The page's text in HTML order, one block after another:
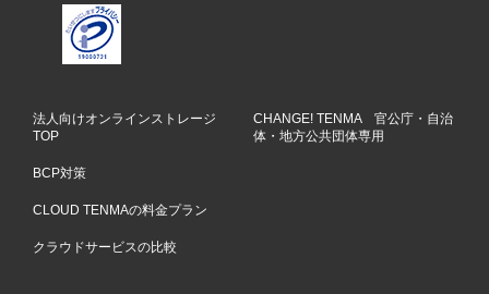
法人向けオンラインストレージ
TOP
BCP対策
CLOUD TENMAの料金プラン
クラウドサービスの比較
CHANGE! TENMA 官公庁・自治
体・地方公共団体専用